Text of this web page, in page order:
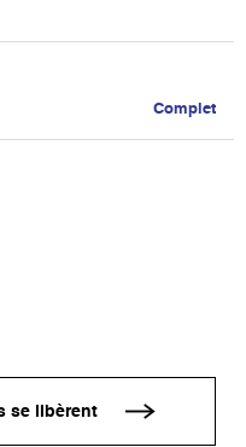
Complet
se libèrent